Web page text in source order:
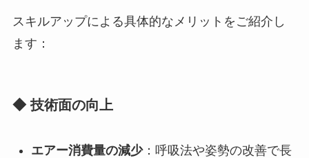
スキルアップによる具体的なメリットをご紹介し
ます：
◆ 技術面の向上
エアー消費量の減少：呼吸法や姿勢の改善で長